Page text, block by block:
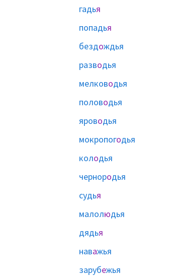
гадья
попадья
бездождья
разводья
мелководья
половодья
яроводья
мокропогодья
колодья
чернородья
судья
малолюдья
дядья
наважья
зарубежья